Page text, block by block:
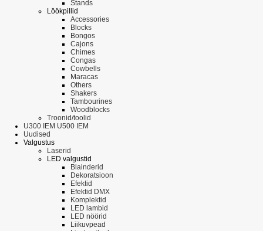
Stands
Löökpillid
Accessories
Blocks
Bongos
Cajons
Chimes
Congas
Cowbells
Maracas
Others
Shakers
Tambourines
Woodblocks
Troonid/toolid
U300 IEM U500 IEM
Uudised
Valgustus
Laserid
LED valgustid
Blainderid
Dekoratsioon
Efektid
Efektid DMX
Komplektid
LED lambid
LED nöörid
Liikuvpead